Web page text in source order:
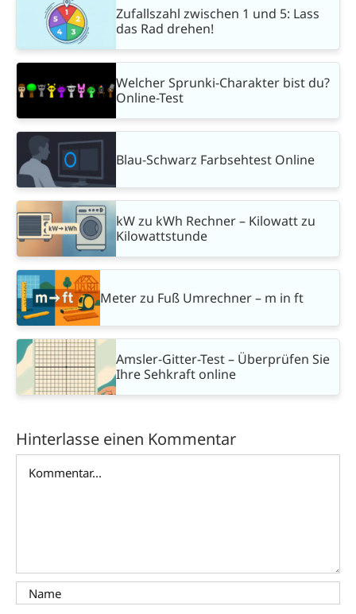
Zufallszahl zwischen 1 und 5: Lass
das Rad drehen!
Welcher Sprunki-Charakter bist du?
Online-Test
Blau-Schwarz Farbsehtest Online
kW zu kWh Rechner – Kilowatt zu
Kilowattstunde
Meter zu Fuß Umrechner – m in ft
Amsler-Gitter-Test – Überprüfen Sie
Ihre Sehkraft online
Hinterlasse einen Kommentar